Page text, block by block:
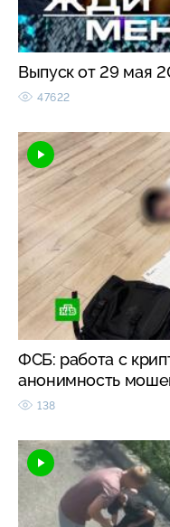
Выпуск от 29 мая
47622
ФСБ: работа с
анонимность
138